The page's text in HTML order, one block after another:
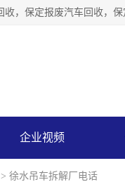
企业视频
> 徐水吊车拆解厂电话